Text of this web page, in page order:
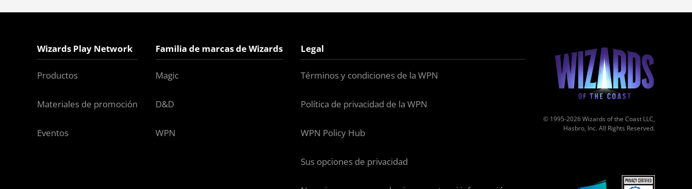
Wizards Play Network
Productos
Materiales de promoción
Eventos
Familia de marcas de Wizards
Magic
D&D
WPN
Legal
Términos y condiciones de la WPN
Política de privacidad de la WPN
WPN Policy Hub
Sus opciones de privacidad
© 1995-2026 Wizards of the Coast LLC,
Hasbro, Inc. All Rights Reserved.